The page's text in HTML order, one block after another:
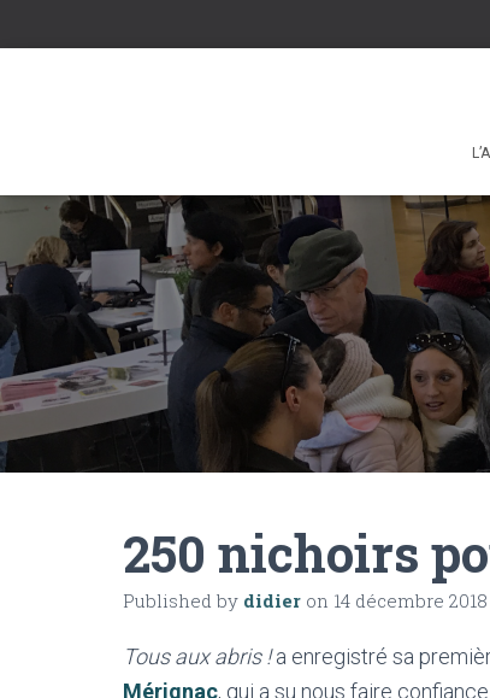
250 nichoirs
Published by didier on 14 décembre 2018
Tous aux abris !a enregistré sa
Mérignac, qui a su nous faire